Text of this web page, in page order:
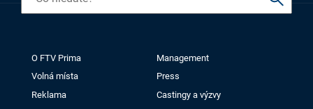
O FTV Prima
Management
Volná místa
Press
Reklama
Castingy a výzvy